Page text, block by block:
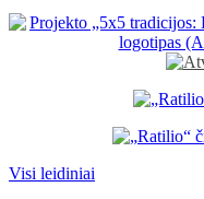
Visi leidiniai